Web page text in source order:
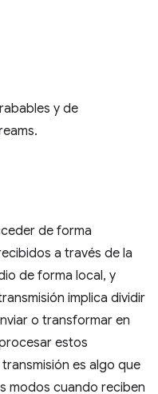
y de
de forma
a través de la
de forma local, y
implica dividir
o transformar en
estos
es algo que
modos cuando reciben